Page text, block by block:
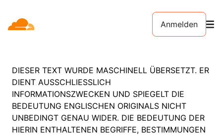
Anmelden
DIESER TEXT WURDE MASCHINELL ÜBERSETZT. ER
DIENT AUSSCHLIESSLICH
INFORMATIONSZWECKEN UND SPIEGELT DIE
BEDEUTUNG ENGLISCHEN ORIGINALS NICHT
UNBEDINGT GENAU WIDER. DIE BEDEUTUNG DER
HIERIN ENTHALTENEN BEGRIFFE, BESTIMMUNGEN